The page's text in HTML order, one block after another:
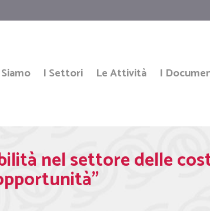
I Settori Le Attività I
nel settore delle